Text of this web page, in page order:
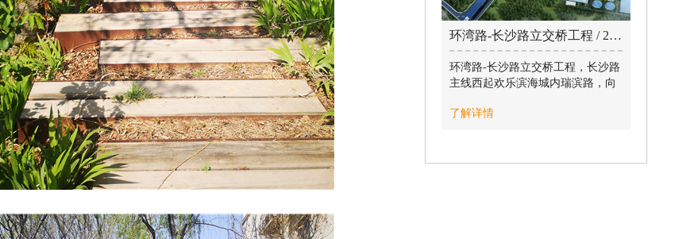
坑底标高-7.0m、-11.5m。设计规模
100吨/天。
该项目地上为开放式公园；净水厂
出水水质满足景观环境用水，项目
建成后将降低排入大气及附近海域
的污染物浓度，改善和提升周边的
环湾路-长沙路立交桥工程 / 2022-05-19
环湾路-长沙路立交桥工程，长沙路
主线西起欢乐滨海城内瑞滨路，向
架桥7号桥，东西长900米；环湾路
范围南北长1140米，桥梁总面积约2
了解详情